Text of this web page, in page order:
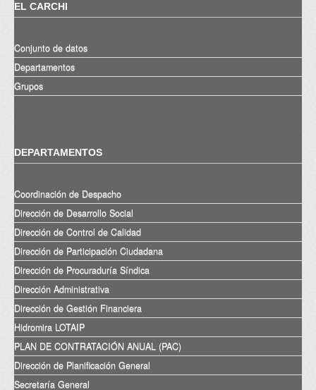
EL CARCHI
Conjunto de datos
Departamentos
Grupos
DEPARTAMENTOS
Coordinación de Despacho
Dirección de Desarrollo Social
Dirección de Control de Calidad
Dirección de Participación Ciudadana
Dirección de Procuraduría Síndica
Dirección Administrativa
Dirección de Gestión Financiera
Hidromira LOTAIP
PLAN DE CONTRATACIÓN ANUAL (PAC)
Dirección de Planificación General
Secretaría General